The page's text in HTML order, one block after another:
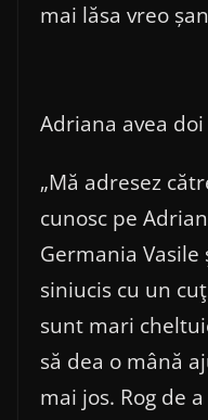
mai lăsa vreo
Adriana avea
„Mă adresez
cunosc pe
Germania
siniucis cu un
sunt mari
să dea o mână
mai jos. Rog de